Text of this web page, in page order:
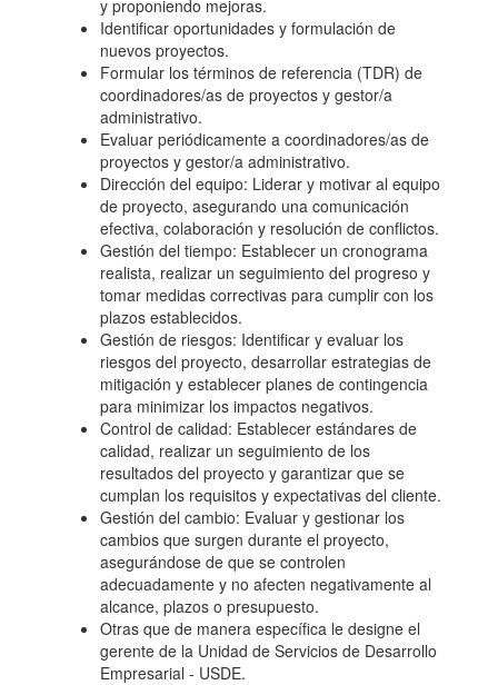
y proponiendo mejoras.
Identificar oportunidades y formulación de
nuevos proyectos.
Formular los términos de referencia (TDR) de
coordinadores/as de proyectos y gestor/a
administrativo.
Evaluar periódicamente a coordinadores/as de
proyectos y gestor/a administrativo.
Dirección del equipo: Liderar y motivar al equipo
de proyecto, asegurando una comunicación
efectiva, colaboración y resolución de conflictos.
Gestión del tiempo: Establecer un cronograma
realista, realizar un seguimiento del progreso y
tomar medidas correctivas para cumplir con los
plazos establecidos.
Gestión de riesgos: Identificar y evaluar los
riesgos del proyecto, desarrollar estrategias de
mitigación y establecer planes de contingencia
para minimizar los impactos negativos.
Control de calidad: Establecer estándares de
calidad, realizar un seguimiento de los
resultados del proyecto y garantizar que se
cumplan los requisitos y expectativas del cliente.
Gestión del cambio: Evaluar y gestionar los
cambios que surgen durante el proyecto,
asegurándose de que se controlen
adecuadamente y no afecten negativamente al
alcance, plazos o presupuesto.
Otras que de manera específica le designe el
gerente de la Unidad de Servicios de Desarrollo
Empresarial - USDE.